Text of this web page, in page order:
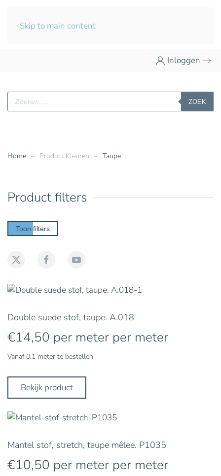
Skip to main content
Inloggen
Producten
zoeken
ZOEK
Home Product Kleuren Taupe
Product filters
Toon filters
Double suede stof, taupe. A.018
€14,50 per meter per meter
Vanaf 0,1 meter te bestellen
Bekijk product
Mantel stof, stretch, taupe mêlee. P1035
€10,50 per meter per meter